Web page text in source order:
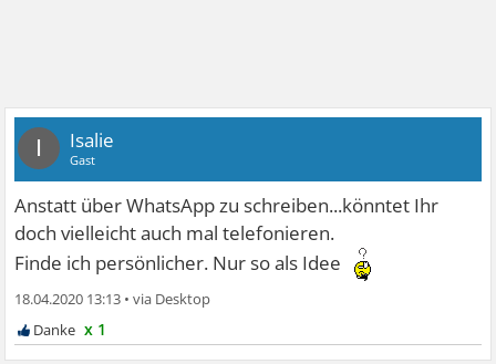
I Isalie
Gast
Anstatt über WhatsApp zu schreiben...könntet Ihr
doch vielleicht auch mal telefonieren.
Finde ich persönlicher. Nur so als Idee
18.04.2020 13:13 •
x 1